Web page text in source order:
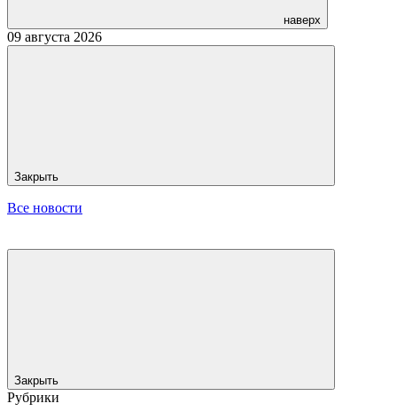
наверх
09 августа 2026
Закрыть
Все новости
Закрыть
Рубрики